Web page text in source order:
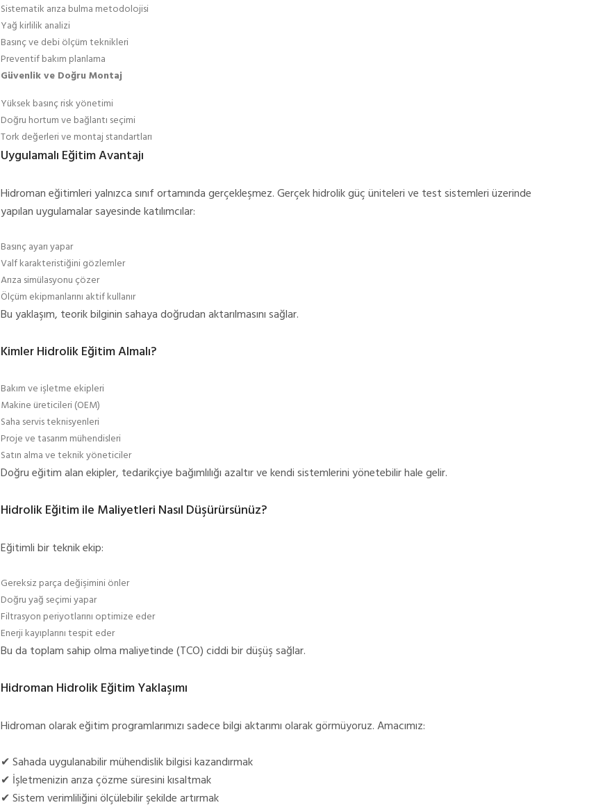
Sistematik arıza bulma metodolojisi
Yağ kirlilik analizi
Basınç ve debi ölçüm teknikleri
Preventif bakım planlama
Güvenlik ve Doğru Montaj
Yüksek basınç risk yönetimi
Doğru hortum ve bağlantı seçimi
Tork değerleri ve montaj standartları
Uygulamalı Eğitim Avantajı
Hidroman eğitimleri yalnızca sınıf ortamında gerçekleşmez. Gerçek hidrolik güç üniteleri ve test sistemleri üzerinde
yapılan uygulamalar sayesinde katılımcılar:
Basınç ayarı yapar
Valf karakteristiğini gözlemler
Arıza simülasyonu çözer
Ölçüm ekipmanlarını aktif kullanır
Bu yaklaşım, teorik bilginin sahaya doğrudan aktarılmasını sağlar.
Kimler Hidrolik Eğitim Almalı?
Bakım ve işletme ekipleri
Makine üreticileri (OEM)
Saha servis teknisyenleri
Proje ve tasarım mühendisleri
Satın alma ve teknik yöneticiler
Doğru eğitim alan ekipler, tedarikçiye bağımlılığı azaltır ve kendi sistemlerini yönetebilir hale gelir.
Hidrolik Eğitim ile Maliyetleri Nasıl Düşürürsünüz?
Eğitimli bir teknik ekip:
Gereksiz parça değişimini önler
Doğru yağ seçimi yapar
Filtrasyon periyotlarını optimize eder
Enerji kayıplarını tespit eder
Bu da toplam sahip olma maliyetinde (TCO) ciddi bir düşüş sağlar.
Hidroman Hidrolik Eğitim Yaklaşımı
Hidroman olarak eğitim programlarımızı sadece bilgi aktarımı olarak görmüyoruz. Amacımız:
✔ Sahada uygulanabilir mühendislik bilgisi kazandırmak
✔ İşletmenizin arıza çözme süresini kısaltmak
✔ Sistem verimliliğini ölçülebilir şekilde artırmak